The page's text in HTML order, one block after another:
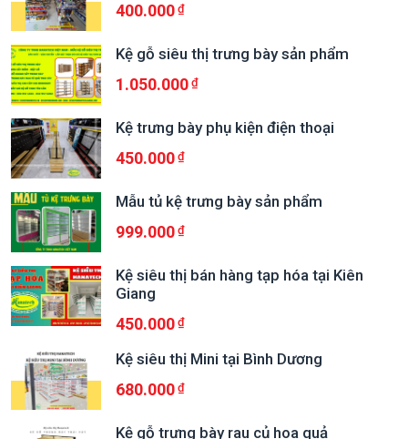
400.000
Kệ gỗ siêu thị trưng bày sản phẩm
1.050.000
Kệ trưng bày phụ kiện điện thoại
450.000
Mẫu tủ kệ trưng bày sản phẩm
999.000
Kệ siêu thị bán hàng tạp hóa tại Kiên
Giang
450.000
Kệ siêu thị Mini tại Bình Dương
680.000
Kệ gỗ trưng bày rau củ hoa quả